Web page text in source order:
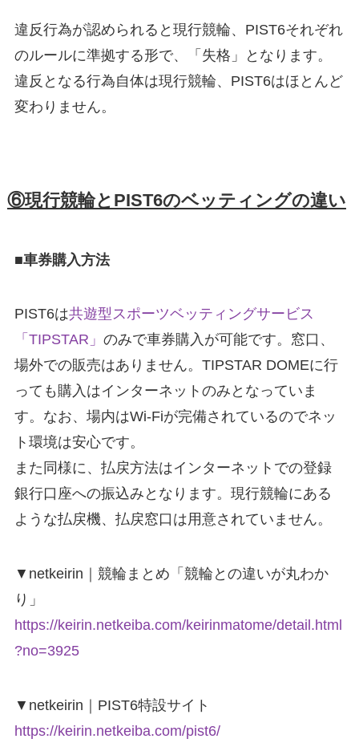
違反行為が認められると現行競輪、PIST6それぞれ
のルールに準拠する形で、「失格」となります。
違反となる行為自体は現行競輪、PIST6はほとんど
変わりません。
⑥現行競輪とPIST6のベッティングの違い
■車券購入方法
PIST6は共遊型スポーツベッティングサービス
「TIPSTAR」 のみで車券購入が可能です。窓口、
場外での販売はありません。TIPSTAR DOMEに行
っても購入はインターネットのみとなっていま
す。なお、場内はWi-Fiが完備されているのでネッ
ト環境は安心です。
また同様に、払戻方法はインターネットでの登録
銀行口座への振込みとなります。現行競輪にある
ような払戻機、払戻窓口は用意されていません。
▼netkeirin｜競輪まとめ「競輪との違いが丸わか
り」
https://keirin.netkeiba.com/keirinmatome/detail.html
?no=3925
▼netkeirin｜PIST6特設サイト
https://keirin.netkeiba.com/pist6/